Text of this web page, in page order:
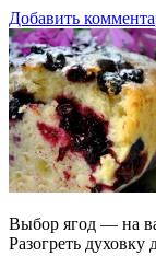
Добавить
Выбор ягод — на
Разогреть